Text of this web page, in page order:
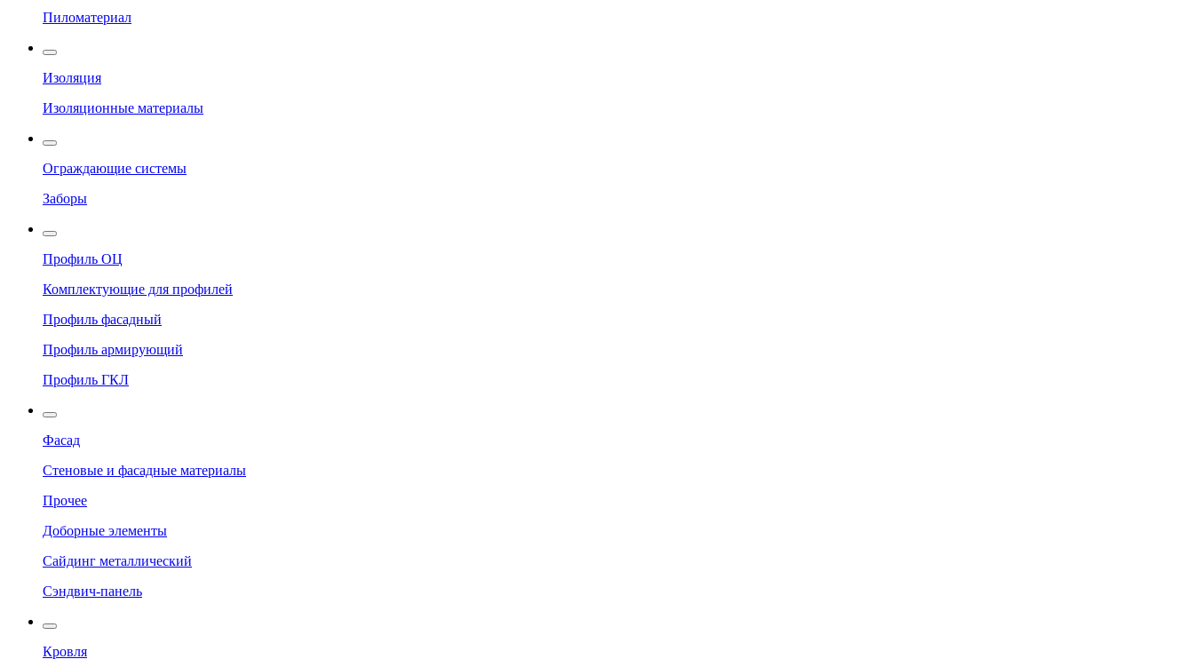
Пиломатериал
Изоляция
Изоляционные материалы
Ограждающие системы
Заборы
Профиль ОЦ
Комплектующие для профилей
Профиль фасадный
Профиль армирующий
Профиль ГКЛ
Фасад
Стеновые и фасадные материалы
Прочее
Доборные элементы
Сайдинг металлический
Сэндвич-панель
Кровля